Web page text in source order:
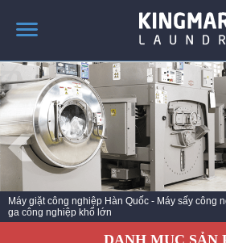
TRANG CHỦ
GIỚI THIỆU
SẢN PHẨM
TIN TỨC GIẶT LÀ
CÔNG TRÌNH TRIỂN KHAI
LIÊN HỆ
Máy giặt công nghiệp Hàn Quốc - Máy sấy công
ga công nghiệp khổ lớn
DANH MỤC SẢN